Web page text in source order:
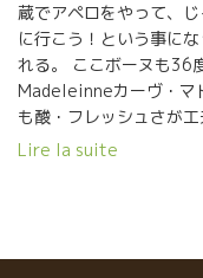
蔵でアペロをやって、
に行こう！という事に
れる。 ここボーヌも36
Madeleinneカーヴ・マ
も酸・フレッシュさが
い。 美味しいワインも
Lire la suite